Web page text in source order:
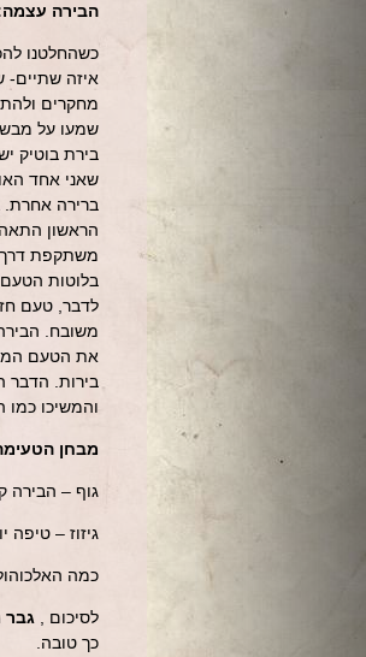
הבירה
כשהחלטנו
איזה שתיים-
מחקרים
שמעו על
בירת בוטיק
שאני אחד
ברירה אחרת.
הראשון
משתקפת דרך
בלוטות
לדבר, טעם
משובח.
את הטעם
בירות. הדבר
והמשיכו
מבחן
גוף – הבירה
גיזוז – טיפה
כמה
לסיכום , גבר
כך טובה.